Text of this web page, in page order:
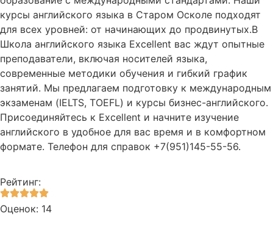
курсы английского языка в Старом Осколе подходят
для всех уровней: от начинающих до продвинутых.В
Школа английского языка Excellent вас ждут опытные
преподаватели, включая носителей языка,
современные методики обучения и гибкий график
занятий. Мы предлагаем подготовку к международным
экзаменам (IELTS, TOEFL) и курсы бизнес-английского.
Присоединяйтесь к Excellent и начните изучение
английского в удобное для вас время и в комфортном
формате. Телефон для справок +7(951)145-55-56.
Рейтинг:
Оценок: 14